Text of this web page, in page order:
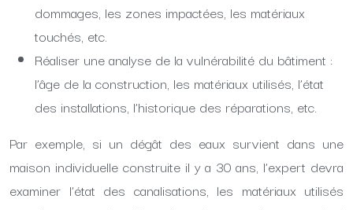
dommages, les zones impactées, les matériaux
touchés, etc.
Réaliser une analyse de la vulnérabilité du bâtiment :
l’âge de la construction, les matériaux utilisés, l’état
des installations, l’historique des réparations, etc.
Par exemple, si un dégât des eaux survient dans une
maison individuelle construite il y a 30 ans, l’expert devra
examiner l’état des canalisations, les matériaux utilisés